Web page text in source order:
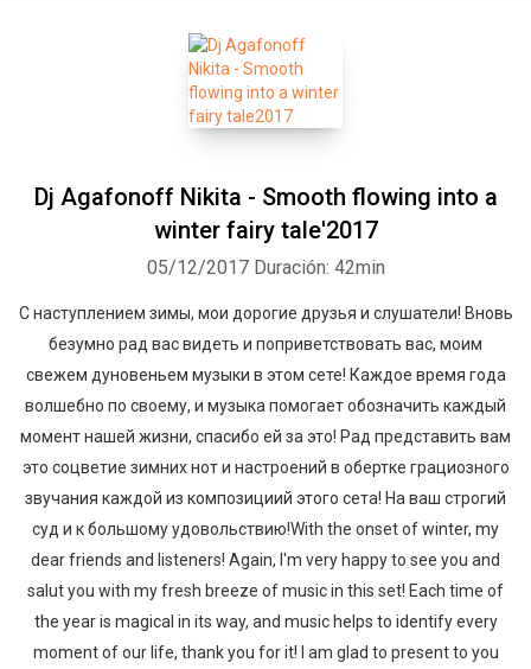
Dj Agafonoff Nikita - Smooth flowing into a
winter fairy tale'2017
05/12/2017 Duración: 42min
С наступлением зимы, мои дорогие друзья и слушатели! Вновь
безумно рад вас видеть и поприветствовать вас, моим
свежем дуновеньем музыки в этом сете! Каждое время года
волшебно по своему, и музыка помогает обозначить каждый
момент нашей жизни, спасибо ей за это! Рад представить вам
это соцветие зимних нот и настроений в обертке грациозного
звучания каждой из композициий этого сета! На ваш строгий
суд и к большому удовольствию!With the onset of winter, my
dear friends and listeners! Again, I'm very happy to see you and
salut you with my fresh breeze of music in this set! Each time of
the year is magical in its way, and music helps to identify every
moment of our life, thank you for it! I am glad to present to you